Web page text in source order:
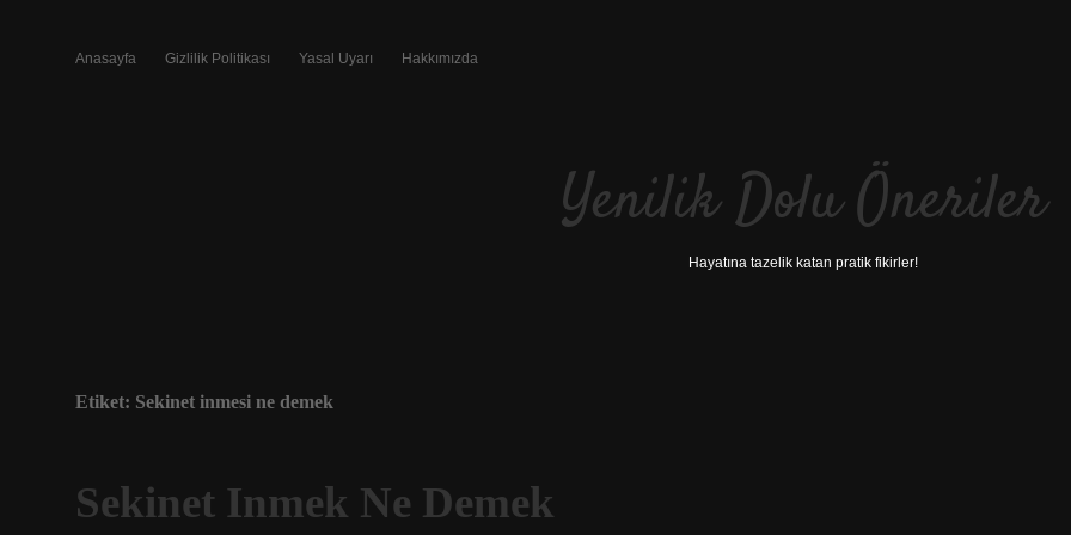
Anasayfa Gizlilik Politikası Yasal Uyarı Hakkımızda
Yenilik Dolu Öneriler
Hayatına tazelik katan pratik fikirler!
Etiket: Sekinet inmesi ne demek
Sekinet Inmek Ne Demek